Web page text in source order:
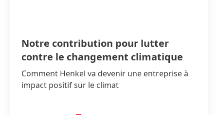
Notre contribution pour lutter
contre le changement climatique
Comment Henkel va devenir une entreprise à
impact positif sur le climat